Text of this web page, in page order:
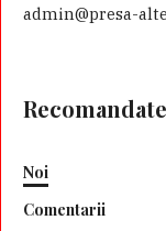
admin@presa-
Recomandate
Noi
Comentarii